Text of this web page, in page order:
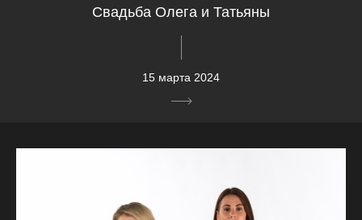
Свадьба Олега и Татьяны
15 марта 2024